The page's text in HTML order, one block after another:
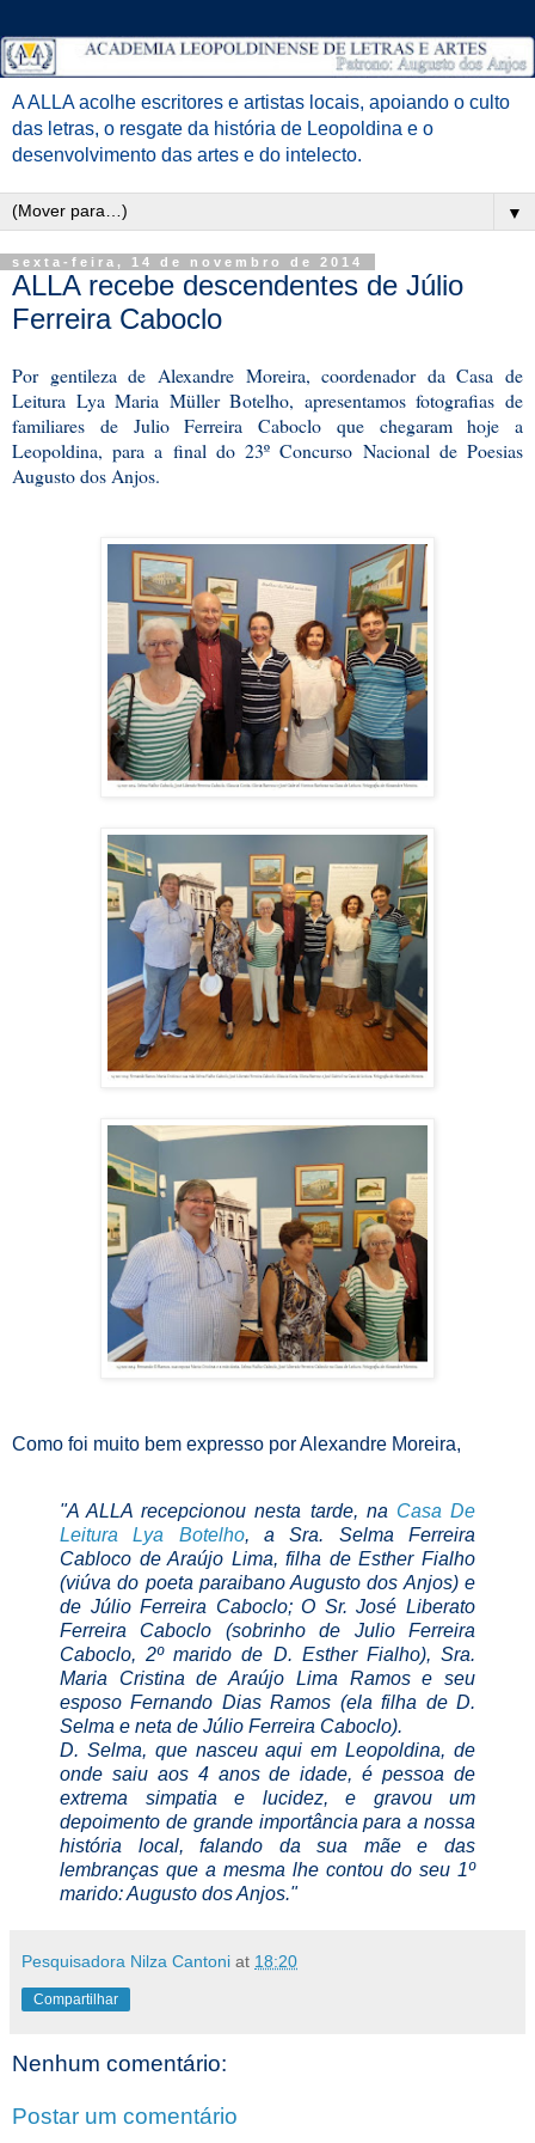
A ALLA acolhe escritores e artistas locais, apoiando o culto
das letras, o resgate da história de Leopoldina e o
desenvolvimento das artes e do intelecto.
▼
sexta-feira, 14 de novembro de 2014
ALLA recebe descendentes de Júlio
Ferreira Caboclo
Por gentileza de Alexandre Moreira, coordenador da Casa de
Leitura Lya Maria Müller Botelho, apresentamos fotografias de
familiares de Julio Ferreira Caboclo que chegaram hoje a
Leopoldina, para a final do 23º Concurso Nacional de Poesias
Augusto dos Anjos.
Como foi muito bem expresso por Alexandre Moreira,
"A ALLA recepcionou nesta tarde, na Casa De
Leitura Lya Botelho, a Sra. Selma Ferreira
Cabloco de Araújo Lima, filha de Esther Fialho
(viúva do poeta paraibano Augusto dos Anjos) e
de Júlio Ferreira Caboclo; O Sr. José Liberato
Ferreira Caboclo (sobrinho de Julio Ferreira
Caboclo, 2º marido de D. Esther Fialho), Sra.
Maria Cristina de Araújo Lima Ramos e seu
esposo Fernando Dias Ramos (ela filha de D.
Selma e neta de Júlio Ferreira Caboclo).
D. Selma, que nasceu aqui em Leopoldina, de
onde saiu aos 4 anos de idade, é pessoa de
extrema simpatia e lucidez, e gravou um
depoimento de grande importância para a nossa
história local, falando da sua mãe e das
lembranças que a mesma lhe contou do seu 1º
marido: Augusto dos Anjos."
Pesquisadora Nilza Cantoni at 18:20
Compartilhar
Nenhum comentário:
Postar um comentário